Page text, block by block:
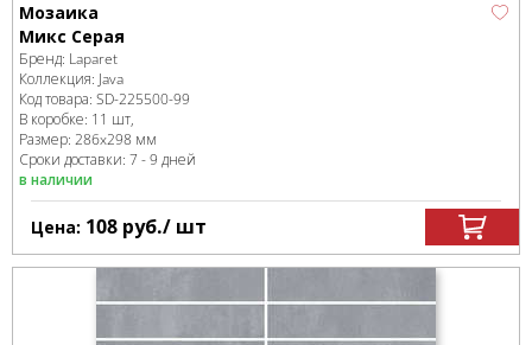
Мозаика
Микс Серая
Бренд: Laparet
Коллекция: Java
Код товара: SD-225500-99
В коробке: 11 шт,
Размер: 286x298 мм
Сроки доставки: 7 - 9 дней
в наличии
Цена: 108 руб./ шт